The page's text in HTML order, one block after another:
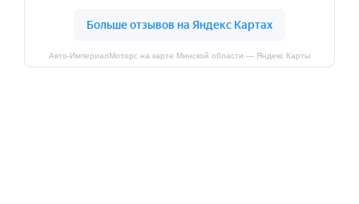
Авто-ИмпериалМоторс на карте Минской области — Яндекс Карты